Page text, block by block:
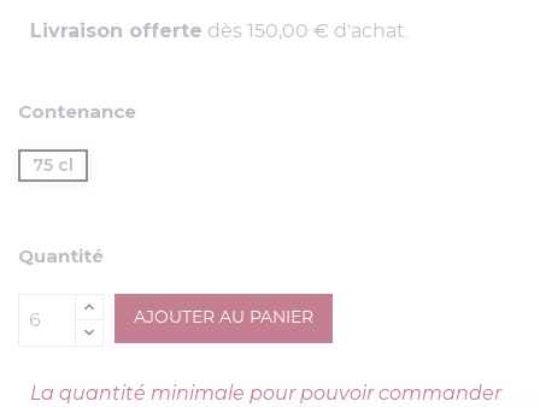
Livraison offerte dès 150,00 € d'achat.
Contenance
75 cl
Quantité
AJOUTER AU PANIER
La quantité minimale pour pouvoir commander